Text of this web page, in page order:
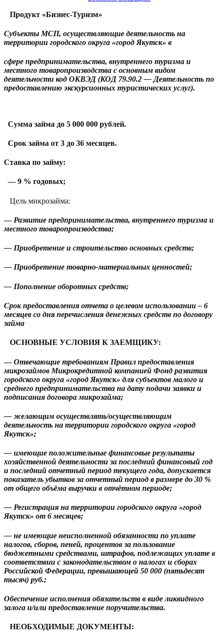
Продукт «Бизнес-Туризм»
Субъекты МСП, осуществляющие деятельность на
территории городского округа «город Якутск» в
сфере предпринимательства, внутреннего туризма и
местного товаропроизводства с основным видом
деятельности код ОКВЭД (КОД 79.90.2 — Деятельность по
предоставлению экскурсионных туристических услуг).
Сумма займа до 5 000 000 рублей.
Срок займа от 3 до 36 месяцев.
Ставка по займу:
— 9 % годовых;
Цель микрозайма:
— Развитие предпринимательства, внутреннего туризма и
местного товаропроизводства;
— Приобретение и строительство основных средств;
— Приобретение товарно-материальных ценностей;
— Пополнение оборотных средств;
Срок предоставления отчета о целевом использовании – 6
месяцев со дня перечисления денежных средств по договору
займа
ОСНОВНЫЕ УСЛОВИЯ К ЗАЕМЩИКУ:
—Отвечающие требованиям Правил предоставления
микрозаймов Микрокредитной компанией Фонд развития
городского округа «город Якутск» для субъектов малого и
среднего предпринимательства на дату подачи заявки и
подписания договора микрозайма;
— желающим осуществлять/осуществляющим
деятельность на территории городского округа «город
Якутск»;
— имеющие положительные финансовые результаты
хозяйственной деятельности за последний финансовый год
и последний отчетный период текущего года, допускается
показатель убытков за отчетный период в размере до 30 %
от общего объёма выручки в отчётном периоде;
— Регистрация на территории городского округа «город
Якутск» от 6 месяцев;
— не имеющие неисполненной обязанности по уплате
налогов, сборов, пеней, процентов за пользование
бюджетными средствами, штрафов, подлежащих уплате в
соответствии с законодательством о налогах и сборах
Российской Федерации, превышающей 50 000 (пятьдесят
тысяч) руб.;
Обеспечение исполнения обязательств в виде ликвидного
залога и/или предоставление поручительства.
НЕОБХОДИМЫЕ ДОКУМЕНТЫ: